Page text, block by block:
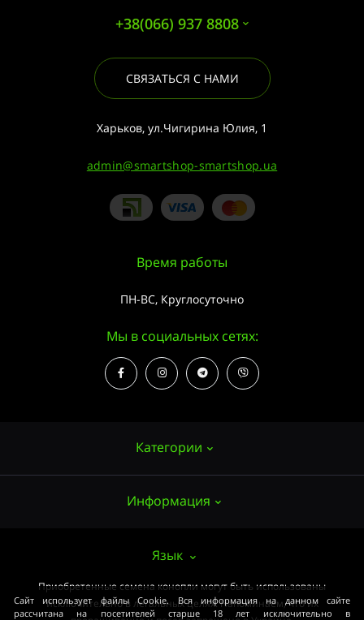
+38(066) 937 8808
СВЯЗАТЬСЯ С НАМИ
Харьков, ул.Чигирина Юлия, 1
admin@smartshop-smartshop.ua
Категории
Мощные сорта
Медицинские сорта
Информация
Публичный договор (ОФЕРТА)
Оплата и доставка
Время работы
ПН-ВС, Круглосуточно
Мы в социальных сетях:
Язык
Приобретенные семена конопли могут быть использованы
исключительно в легальных целях. Напоминаем, что их
Сайт использует файлы Cookie. Вся информация на данном сайте
рассчитана на посетителей старше 18 лет исключительно в